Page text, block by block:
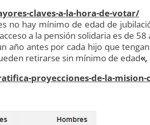
claves-a-la-hora-de-votar/
no hay mínimo de edad de
a la pensión solidaria es de
año antes por cada hijo que
retirarse sin mínimo de edad«,
proyecciones-de-la-